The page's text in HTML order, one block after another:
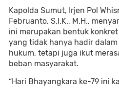
Kapolda Sumut, Irjen Pol
Februanto, S.I.K., M.H.,
ini merupakan bentuk
yang tidak hanya hadir
hukum, tetapi juga ikut
beban masyarakat.
“Hari Bhayangkara ke-79 ini